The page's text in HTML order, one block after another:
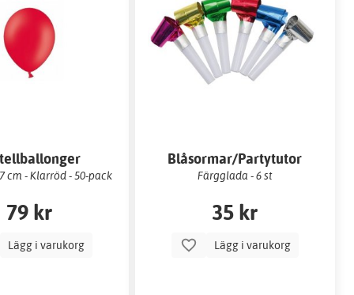
cm - Klarröd - 50-pack
79 kr
Lägg i varukorg
Blåsormar/Partytutor
Färgglada - 6 st
35 kr
Lägg i varukorg